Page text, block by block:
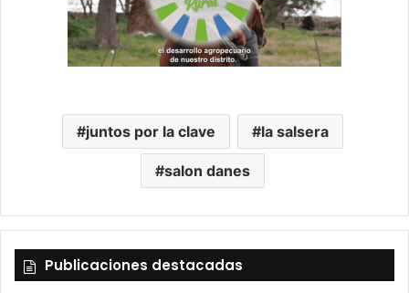
juntos por la clave la salsera
salon danes
Publicaciones destacadas